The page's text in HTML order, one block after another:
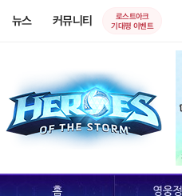
뉴스 커뮤니티
로스트아크
기대평 이벤트